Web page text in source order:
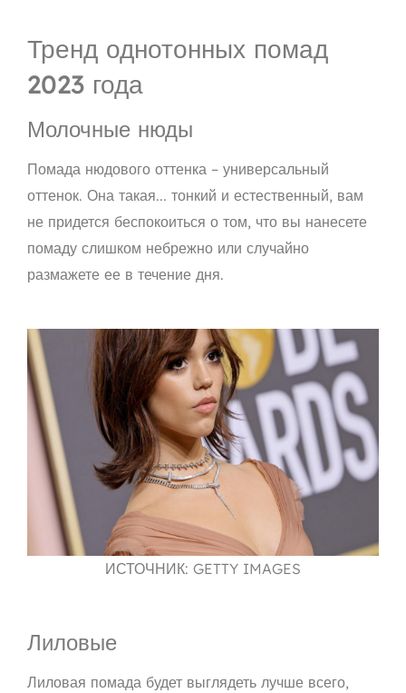
Тренд однотонных помад
2023 года
Молочные нюды
Помада нюдового оттенка – универсальный
оттенок. Она такая... тонкий и естественный, вам
не придется беспокоиться о том, что вы нанесете
помаду слишком небрежно или случайно
размажете ее в течение дня.
ИСТОЧНИК: GETTY IMAGES
Лиловые
Лиловая помада будет выглядеть лучше всего,